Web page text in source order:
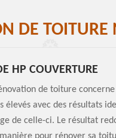
DE
HP COUVERTURE
de toiture
élevés avec des résultats
de celle-ci. Le résultat